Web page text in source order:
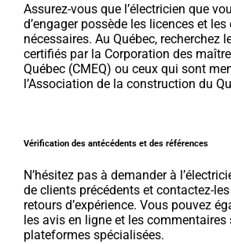
Assurez-vous que l’électricien que
d’engager possède les licences et
nécessaires. Au Québec, recherchez
certifiés par la Corporation des
Québec (CMEQ) ou ceux qui sont
l’Association de la construction du
Vérification des antécédents et des références
N’hésitez pas à demander à
de clients précédents et contactez-
retours d’expérience. Vous pouvez
les avis en ligne et les commentaires
plateformes spécialisées.